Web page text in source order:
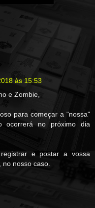
às 15:53
e Zombie,
para começar a "nossa"
ocorrerá no próximo dia
e postar a vossa
nosso caso.